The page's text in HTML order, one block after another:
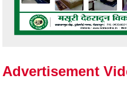
Advertisement